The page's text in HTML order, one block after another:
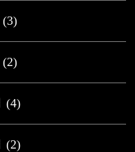
(3)
(2)
(4)
(2)